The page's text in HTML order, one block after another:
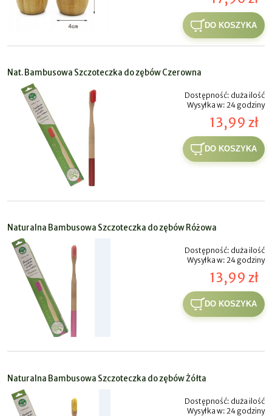
DO KOSZYKA
Nat. Bambusowa Szczoteczka do zębów Czerowna
Dostępność: duża ilość
Wysyłka w: 24 godziny
13,99 zł
DO KOSZYKA
Naturalna Bambusowa Szczoteczka do zębów Różowa
Dostępność: duża ilość
Wysyłka w: 24 godziny
13,99 zł
DO KOSZYKA
Naturalna Bambusowa Szczoteczka do zębów Żółta
Dostępność: duża ilość
Wysyłka w: 24 godziny